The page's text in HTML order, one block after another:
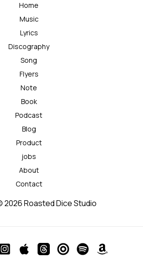
Home
Music
Lyrics
Discography
Song
Flyers
Note
Book
Podcast
Blog
Product
jobs
About
Contact
2026 Roasted Dice Studio